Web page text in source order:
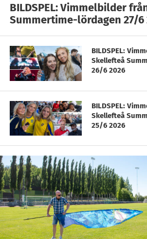
BILDSPEL: Vimmelbilder
Summertime-lördagen 27/6
BILDSPEL:
Skellefteå
26/6 2026
BILDSPEL:
Skellefteå
25/6 2026